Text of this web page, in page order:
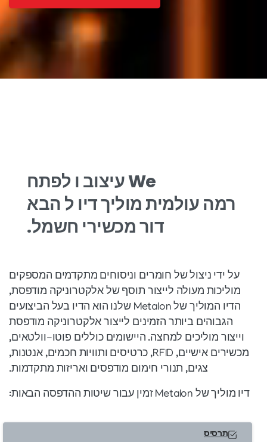
Weעיצובולפתח
רמה עולמיתמוליךדיול הבא
דורמכשירי חשמל.
על ידי ניצול של חומרים וניסוחים מתקדמים המספקים
מוליכות מעולה לייצור תוסף של אלקטרוניקה מודפסת,
הדיו המוליך של Metalon שלנו הוא הדיו בעל הביצועים
הגבוהים ביותר הזמינים לייצור אלקטרוניקה מודפסת
וייצור מוליכים למחצה. היישומים כוללים פוטו-וולטאים,
מכשירים אישיים, RFID, כרטיסים ותוויות חכמים, אנטנות,
צגים, תנורי חימום מודפסים ואריזות מתקדמות.
דיו מוליך של Metalon זמין עבור שיטות ההדפסה הבאות:
תרסיס